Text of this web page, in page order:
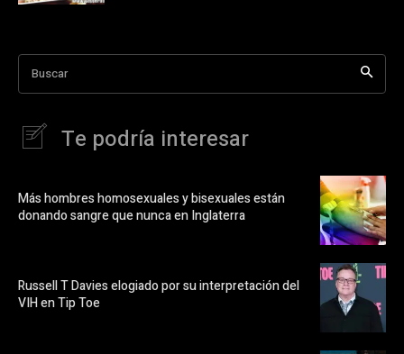
Buscar
Te podría interesar
Más hombres homosexuales y bisexuales están
donando sangre que nunca en Inglaterra
Russell T Davies elogiado por su interpretación del
VIH en Tip Toe